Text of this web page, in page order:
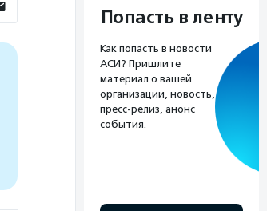
Попасть в ленту
Как попасть в новости
АСИ? Пришлите
материал о вашей
организации, новость,
пресс-релиз, анонс
события.